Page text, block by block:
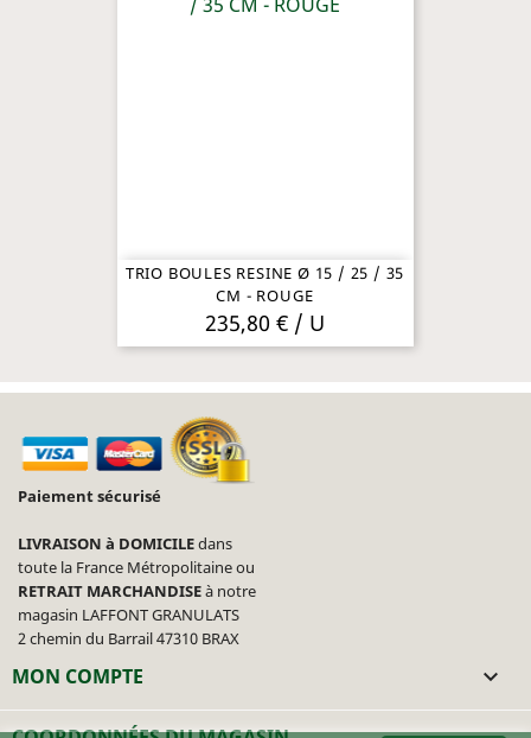
TRIO BOULES RESINE Ø 15 / 25 / 35
CM - ROUGE
235,80 € / U
Paiement sécurisé
LIVRAISON à DOMICILEdans
toute la France Métropolitaine ou
RETRAIT MARCHANDISEà notre
magasin LAFFONT GRANULATS
2 chemin du Barrail 47310 BRAX
MON COMPTE 